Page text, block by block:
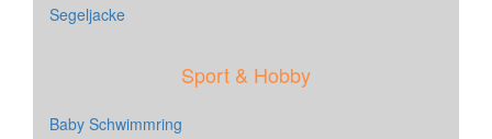
Segeljacke
Sport & Hobby
Baby Schwimmring